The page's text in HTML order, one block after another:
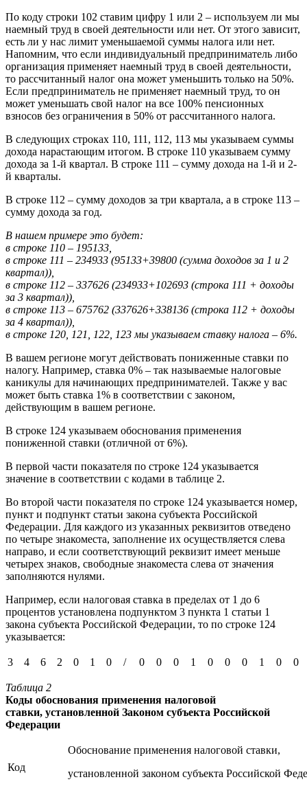
По коду строки 102 ставим цифру 1 или 2 – используем ли мы
наемный труд в своей деятельности или нет. От этого зависит,
есть ли у нас лимит уменьшаемой суммы налога или нет.
Напомним, что если индивидуальный предприниматель либо
организация применяет наемный труд в своей деятельности,
то рассчитанный налог она может уменьшить только на 50%.
Если предприниматель не применяет наемный труд, то он
может уменьшать свой налог на все 100% пенсионных
взносов без ограничения в 50% от рассчитанного налога.
В следующих строках 110, 111, 112, 113 мы указываем суммы
дохода нарастающим итогом. В строке 110 указываем сумму
дохода за 1-й квартал. В строке 111 – сумму дохода на 1-й и 2-
й кварталы.
В строке 112 – сумму доходов за три квартала, а в строке 113 –
сумму дохода за год.
В нашем примере это будет:
в строке 110 – 195133,
в строке 111 – 234933 (95133+39800 (сумма доходов за 1 и 2
квартал)),
в строке 112 – 337626 (234933+102693 (строка 111 + доходы
за 3 квартал)),
в строке 113 – 675762 (337626+338136 (строка 112 + доходы
за 4 квартал)),
в строке 120, 121, 122, 123 мы указываем ставку налога – 6%.
В вашем регионе могут действовать пониженные ставки по
налогу. Например, ставка 0% – так называемые налоговые
каникулы для начинающих предпринимателей. Также у вас
может быть ставка 1% в соответствии с законом,
действующим в вашем регионе.
В строке 124 указываем обоснования применения
пониженной ставки (отличной от 6%).
В первой части показателя по строке 124 указывается
значение в соответствии с кодами в таблице 2.
Во второй части показателя по строке 124 указывается номер,
пункт и подпункт статьи закона субъекта Российской
Федерации. Для каждого из указанных реквизитов отведено
по четыре знакоместа, заполнение их осуществляется слева
направо, и если соответствующий реквизит имеет меньше
четырех знаков, свободные знакоместа слева от значения
заполняются нулями.
Например, если налоговая ставка в пределах от 1 до 6
процентов установлена подпунктом 3 пункта 1 статьи 1
закона субъекта Российской Федерации, то по строке 124
указывается:
3 4 6 2 0 1 0 / 0 0 0 1 0 0 0 1 0 0
Таблица 2
Коды обоснования применения налоговой
ставки, установленной Законом субъекта Российской
Федерации
Код
Обоснование применения налоговой ставки,
установленной законом субъекта Российской